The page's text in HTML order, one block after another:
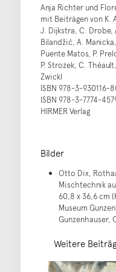
Anja Richter und
mit Beiträgen von K.
J. Dijkstra, C. Drobe,
Bilandžić, A.
Puente Matos, P.
P. Strożek, C.
Zwickl
ISBN 978-3-930116-
ISBN 978-3-7774-
HIRMER Verlag
Bilder
Otto Dix,
Mischtechnik
60,8 x 36,6 cm
Museum
Gunzenhauser,
Weitere